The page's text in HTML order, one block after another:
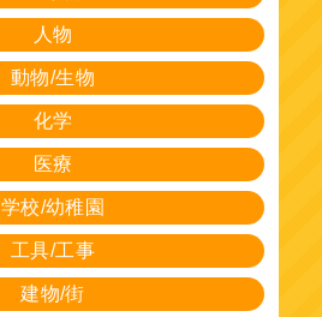
人物
動物/生物
化学
医療
学校/幼稚園
工具/工事
建物/街